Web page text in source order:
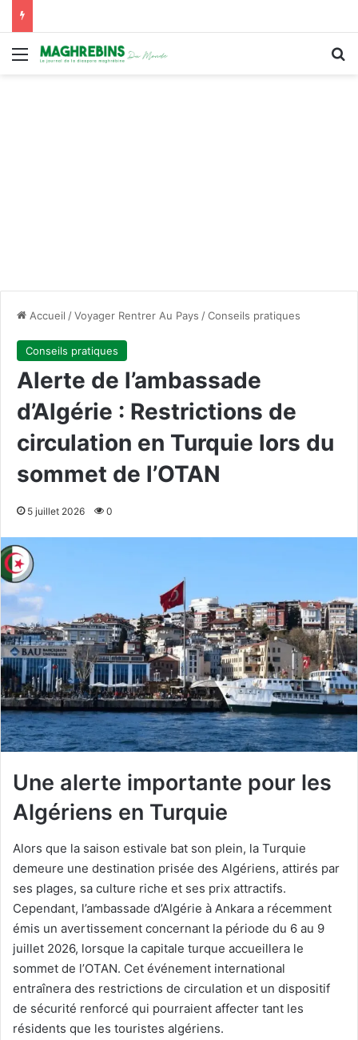
Menu
Accueil /Voyager Rentrer Au Pays /Conseils pratiques
Conseils pratiques
Alerte de l’ambassade
d’Algérie : Restrictions de
circulation en Turquie lors du
sommet de l’OTAN
5 juillet 2026 0
Une alerte importante pour les
Algériens en Turquie
Alors que la saison estivale bat son plein, la Turquie
demeure une destination prisée des Algériens, attirés par
ses plages, sa culture riche et ses prix attractifs.
Cependant, l’ambassade d’Algérie à Ankara a récemment
émis un avertissement concernant la période du 6 au 9
juillet 2026, lorsque la capitale turque accueillera le
sommet de l’OTAN. Cet événement international
entraînera des restrictions de circulation et un dispositif
de sécurité renforcé qui pourraient affecter tant les
résidents que les touristes algériens.